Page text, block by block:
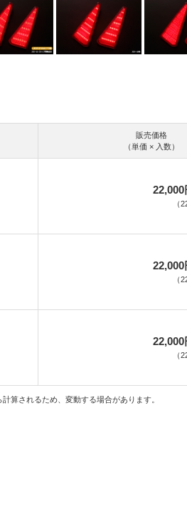
販売価格
（単価 × 入数）
22,000
（
22,000
（
22,000
（
算されるため、変動する場合があります。